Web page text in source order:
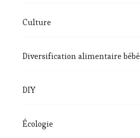
Culture
Diversification alimentaire bébé
DIY
Écologie